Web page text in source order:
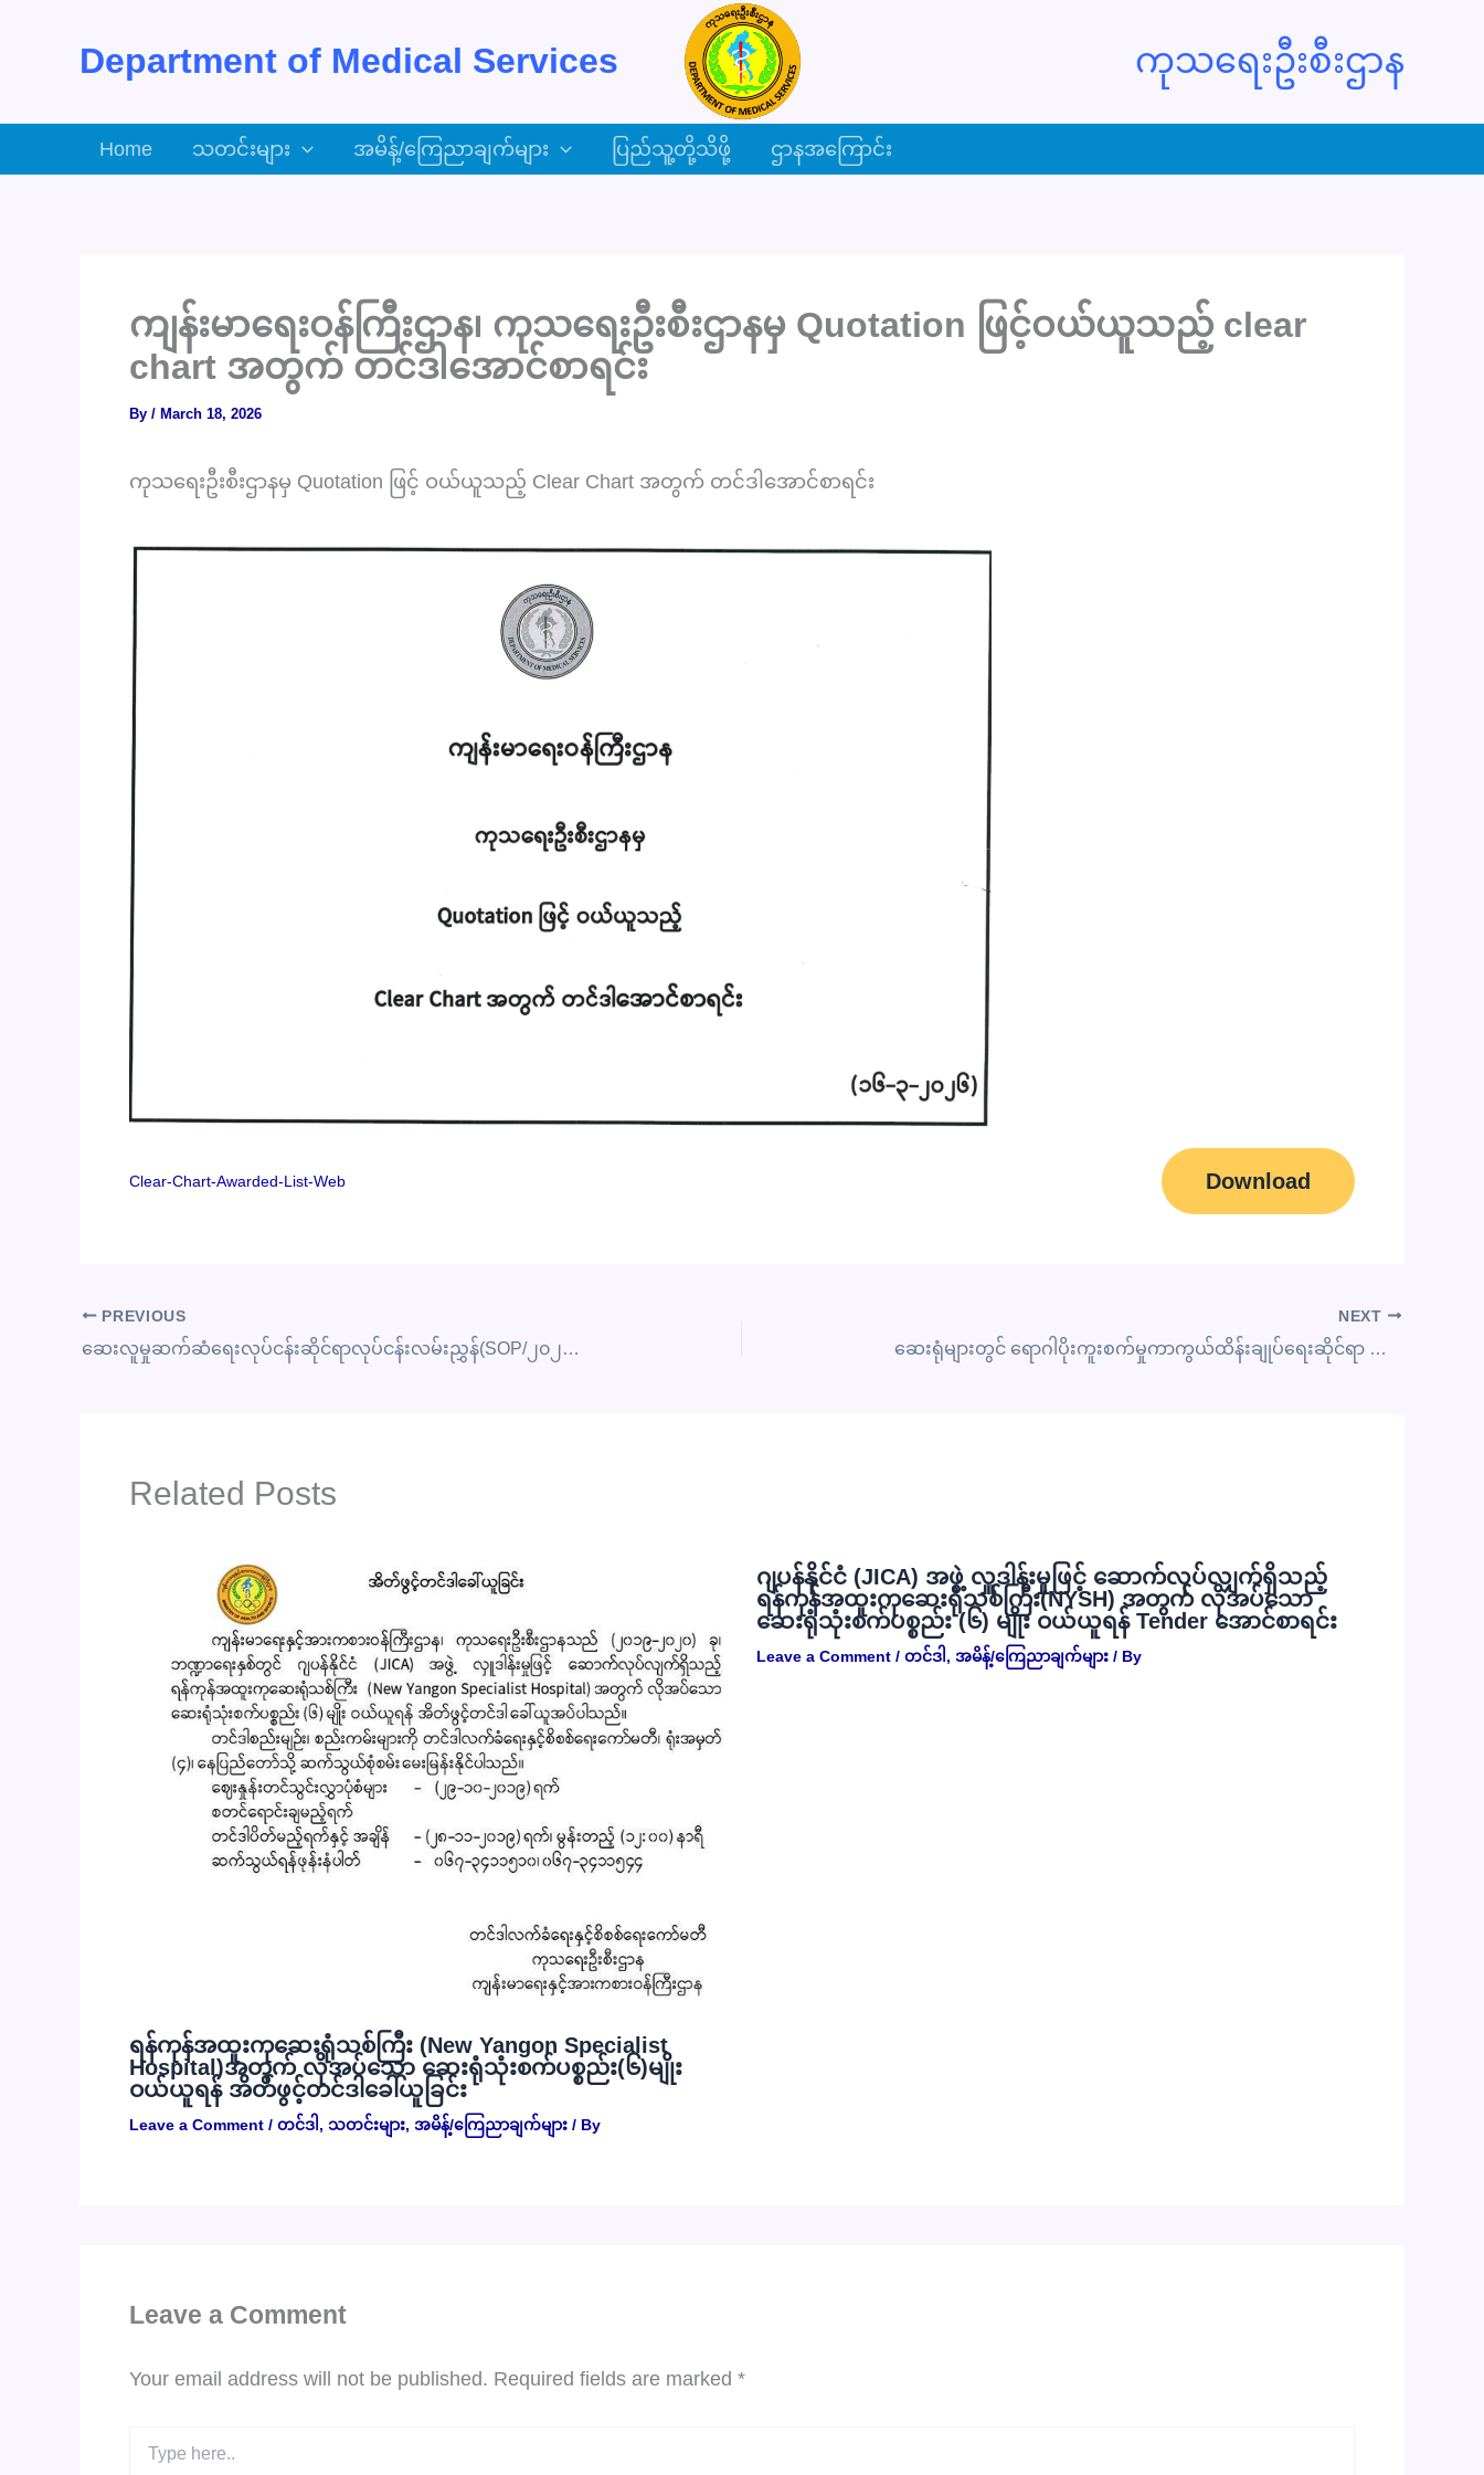
Department of Medical Services ကုသရေးဦးစီးဌာန
Home သတင်းများ အမိန့်/ကြေညာချက်များ ပြည်သူ့တို့သိဖို့ ဌာနအကြောင်း
ကျန်းမာရေးဝန်ကြီးဌာန၊ ကုသရေးဦးစီးဌာနမှ Quotation ဖြင့်ဝယ်ယူသည့် clear
chart အတွက် တင်ဒါအောင်စာရင်း
By / March 18, 2026
ကုသရေးဦးစီးဌာနမှ Quotation ဖြင့် ဝယ်ယူသည့် Clear Chart အတွက် တင်ဒါအောင်စာရင်း
Clear-Chart-Awarded-List-Web Download
PREVIOUS
ဆေးလူမှုဆက်ဆံရေးလုပ်ငန်းဆိုင်ရာလုပ်ငန်းလမ်းညွှန်(SOP/၂၀၂၄)ပါလုပ်ငန်းများ အသိပေးဆွေးနွေးခြင်းနှင့် လုပ်ငန်းများအကောင်အထည်ဖော်ဆောင်သွားရန် ညှိနှိုင်းအစည်းအဝေး ကျင်းပခြင်း
NEXT
ဆေးရုံများတွင် ရောဂါပိုးကူးစက်မှုကာကွယ်ထိန်းချုပ်ရေးဆိုင်ရာ သင်တန်း ကျင်းပပြုလုပ်
Related Posts
ရန်ကုန်အထူးကုဆေးရုံသစ်ကြီး (New Yangon Specialist
Hospital)အတွက် လိုအပ်သော ဆေးရုံသုံးစက်ပစ္စည်း(၆)မျိုး
ဝယ်ယူရန် အိတ်ဖွင့်တင်ဒါခေါ်ယူခြင်း
Leave a Comment / တင်ဒါ , သတင်းများ, အမိန့်/ကြေညာချက်များ / By
ဂျပန်နိုင်ငံ (JICA) အဖွဲ့ လှူဒါန်းမှုဖြင့် ဆောက်လုပ်လျှက်ရှိသည့်
ရန်ကုန်အထူးကုဆေးရုံသစ်ကြီး(NYSH) အတွက် လိုအပ်သော
ဆေးရုံသုံးစက်ပစ္စည်း (၆) မျိုး ဝယ်ယူရန် Tender အောင်စာရင်း
Leave a Comment / တင်ဒါ , အမိန့်/ကြေညာချက်များ/ By
Leave a Comment
Your email address will not be published. Required fields are marked *
here..